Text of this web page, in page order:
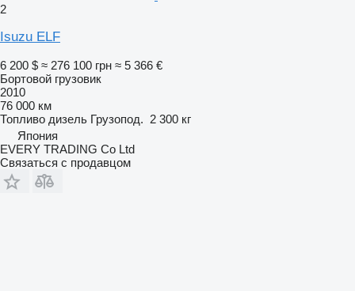
2
Isuzu ELF
6 200 $ ≈ 276 100 грн ≈ 5 366 €
Бортовой грузовик
2010
76 000 км
Топливо дизель Грузопод. 2 300 кг
Япония
EVERY TRADING Co Ltd
Связаться с продавцом